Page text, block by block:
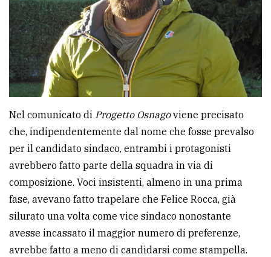
Nel comunicato di Progetto Osnagoviene precisato
che, indipendentemente dal nome che fosse prevalso
per il candidato sindaco, entrambi i protagonisti
avrebbero fatto parte della squadra in via di
composizione. Voci insistenti, almeno in una prima
fase, avevano fatto trapelare che Felice Rocca, già
silurato una volta come vice sindaco nonostante
avesse incassato il maggior numero di preferenze,
avrebbe fatto a meno di candidarsi come stampella.